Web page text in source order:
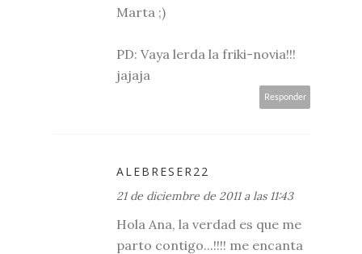
Marta ;)
PD: Vaya lerda la friki-novia!!!
jajaja
Responder
ALEBRESER22
21 de diciembre de 2011 a las 11:43
Hola Ana, la verdad es que me
parto contigo...!!!! me encanta